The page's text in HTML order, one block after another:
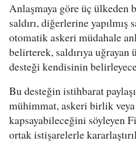
Anlaşmaya göre üç
saldırı, diğerlerine yapılmış
otomatik askeri müdahale
belirterek, saldırıya
desteği kendisinin
Bu desteğin istihbarat
mühimmat, askeri birlik
kapsayabileceğini söyleyen
ortak istişarelerle